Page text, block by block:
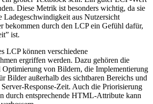
Diese Metrik ist besonders wichtig, da sie
Ladegeschwindigkeit aus Nutzersicht
bekommen durch den LCP ein Gefühl dafür,
ist.
LCP können verschiedene
ergriffen werden. Dazu gehören die
von Bildern, die Implementierung
Bilder außerhalb des sichtbaren Bereichs und
Response-Zeit. Auch die Priorisierung
durch entsprechende HTML-Attribute kann